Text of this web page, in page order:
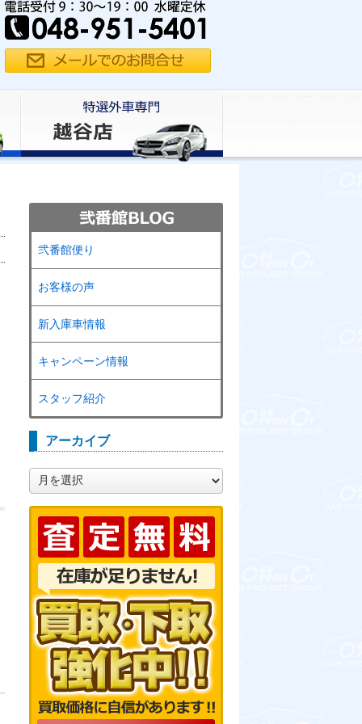
弐番館便り
お客様の声
新入庫車情報
キャンペーン情報
スタッフ紹介
アーカイブ
ー
カ